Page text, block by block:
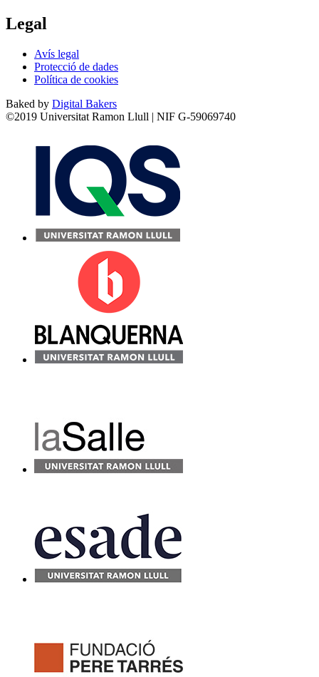
Legal
Avís legal
Protecció de dades
Política de cookies
Baked by Digital Bakers
©2019 Universitat Ramon Llull | NIF G-59069740